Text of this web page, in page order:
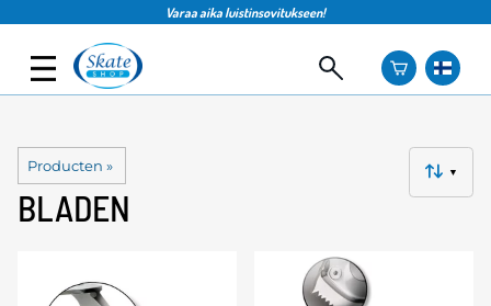
Varaa aika luistinsovitukseen!
Producten ‪» ▼
BLADEN